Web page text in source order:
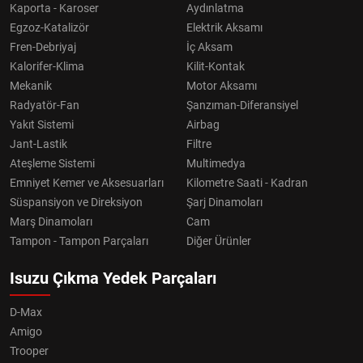
Kaporta - Karoser
Aydınlatma
Egzoz-Katalizör
Elektrik Aksamı
Fren-Debriyaj
İç Aksam
Kalorifer-Klima
Kilit-Kontak
Mekanik
Motor Aksamı
Radyatör-Fan
Şanzıman-Diferansiyel
Yakıt Sistemi
Airbag
Jant-Lastik
Filtre
Ateşleme Sistemi
Multimedya
Emniyet Kemer ve Aksesuarları
Kilometre Saati - Kadran
Süspansiyon ve Direksiyon
Şarj Dinamoları
Marş Dinamoları
Cam
Tampon - Tampon Parçaları
Diğer Ürünler
Isuzu Çıkma Yedek Parçaları
D-Max
Amigo
Trooper